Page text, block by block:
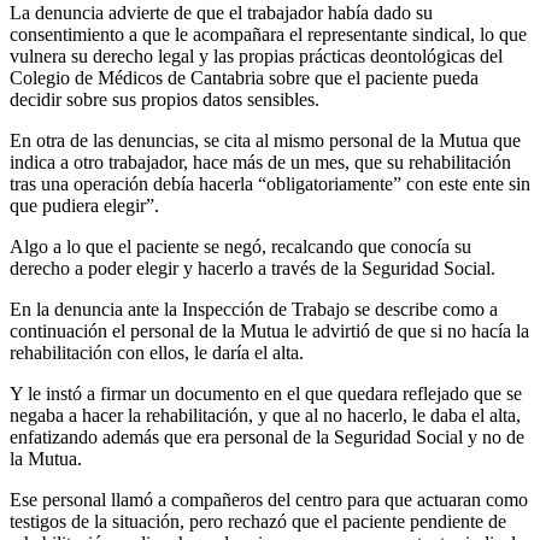
La denuncia advierte de que el trabajador había dado su
consentimiento a que le acompañara el representante sindical, lo que
vulnera su derecho legal y las propias prácticas deontológicas del
Colegio de Médicos de Cantabria sobre que el paciente pueda
decidir sobre sus propios datos sensibles.
En otra de las denuncias, se cita al mismo personal de la Mutua que
indica a otro trabajador, hace más de un mes, que su rehabilitación
tras una operación debía hacerla “obligatoriamente” con este ente sin
que pudiera elegir”.
Algo a lo que el paciente se negó, recalcando que conocía su
derecho a poder elegir y hacerlo a través de la Seguridad Social.
En la denuncia ante la Inspección de Trabajo se describe como a
continuación el personal de la Mutua le advirtió de que si no hacía la
rehabilitación con ellos, le daría el alta.
Y le instó a firmar un documento en el que quedara reflejado que se
negaba a hacer la rehabilitación, y que al no hacerlo, le daba el alta,
enfatizando además que era personal de la Seguridad Social y no de
la Mutua.
Ese personal llamó a compañeros del centro para que actuaran como
testigos de la situación, pero rechazó que el paciente pendiente de